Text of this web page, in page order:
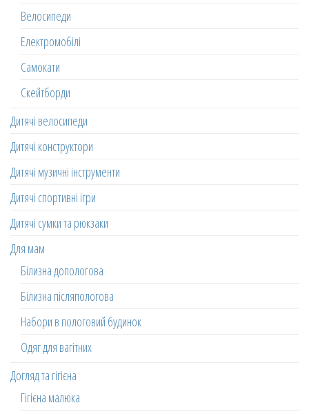
Велосипеди
Електромобілі
Самокати
Скейтборди
Дитячі велосипеди
Дитячі конструктори
Дитячі музичні інструменти
Дитячі спортивні ігри
Дитячі сумки та рюкзаки
Для мам
Білизна допологова
Білизна післяпологова
Набори в пологовий будинок
Одяг для вагітних
Догляд та гігієна
Гігієна малюка